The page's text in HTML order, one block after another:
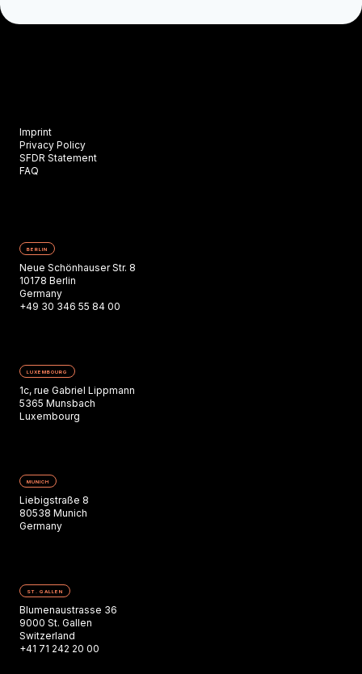
Imprint
Privacy Policy
SFDR Statement
FAQ
BERLIN
Neue Schönhauser Str. 8
10178 Berlin
Germany
+49 30 346 55 84 00
LUXEMBOURG
1c, rue Gabriel Lippmann
5365 Munsbach
Luxembourg
MUNICH
Liebigstraße 8
80538 Munich
Germany
ST. GALLEN
Blumenaustrasse 36
9000 St. Gallen
Switzerland
+41 71 242 20 00